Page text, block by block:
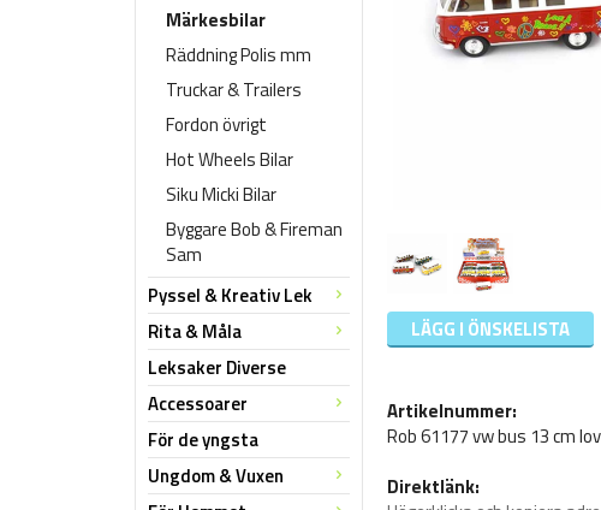
Märkesbilar
Räddning Polis mm
Truckar & Trailers
Fordon övrigt
Hot Wheels Bilar
Siku Micki Bilar
Byggare Bob & Fireman
Sam
Pyssel & Kreativ Lek
Rita & Måla
Leksaker Diverse
Accessoarer
För de yngsta
Ungdom & Vuxen
LÄGG I ÖNSKELISTA
Artikelnummer:
Rob 61177 vw bus 13 cm
Direktlänk: